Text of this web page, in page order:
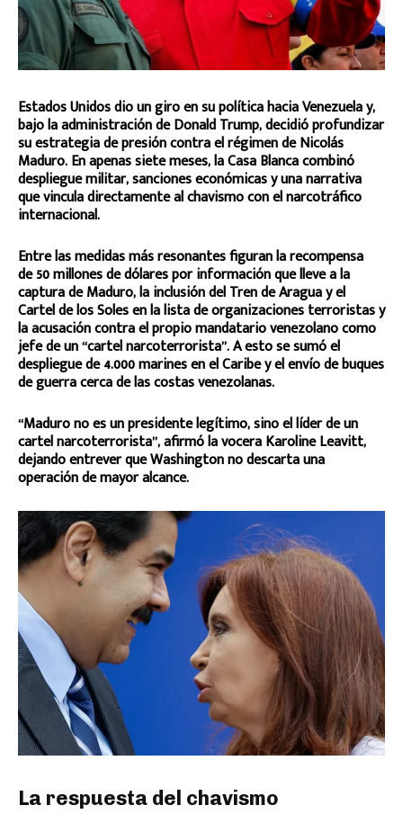
Estados Unidos dio un giro en su política hacia Venezuela y,
bajo la administración de Donald Trump, decidió profundizar
su estrategia de presión contra el régimen de Nicolás
Maduro. En apenas siete meses, la Casa Blanca combinó
despliegue militar, sanciones económicas y una narrativa
que vincula directamente al chavismo con el narcotráfico
internacional.
Entre las medidas más resonantes figuran la recompensa
de 50 millones de dólares por información que lleve a la
captura de Maduro, la inclusión del Tren de Aragua y el
Cartel de los Soles en la lista de organizaciones terroristas y
la acusación contra el propio mandatario venezolano como
jefe de un “cartel narcoterrorista”. A esto se sumó el
despliegue de 4.000 marines en el Caribe y el envío de buques
de guerra cerca de las costas venezolanas.
“Maduro no es un presidente legítimo, sino el líder de un
cartel narcoterrorista”, afirmó la vocera Karoline Leavitt,
dejando entrever que Washington no descarta una
operación de mayor alcance.
La respuesta del chavismo